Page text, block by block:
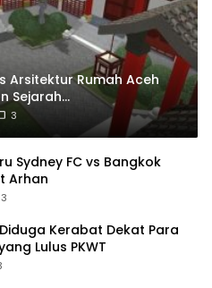
Arsitektur Rumah Aceh
Sejarah
3
Sydney FC vs Bangkok
Arhan
3
Kerabat Dekat Para
Lulus PKWT